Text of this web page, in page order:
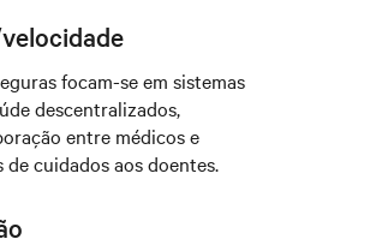
focam-se em sistemas
descentralizados,
entre médicos e
cuidados aos doentes.